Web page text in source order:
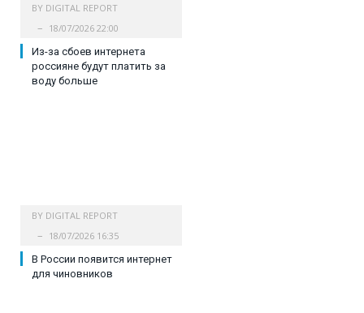
BY DIGITAL REPORT
18/07/2026 22:00
Из-за сбоев интернета
россияне будут платить за
воду больше
BY DIGITAL REPORT
18/07/2026 16:35
В России появится интернет
для чиновников